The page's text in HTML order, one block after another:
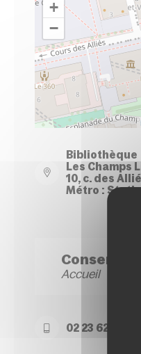
+
−
Bibliothèque
Les Champs
10, c. des
Métro :
Accueil
02 23 62 22 50